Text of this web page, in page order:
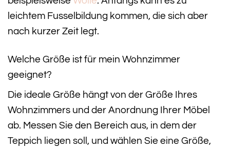
leichtem Fusselbildung kommen, die sich aber
nach kurzer Zeit legt.
Welche Größe ist für mein Wohnzimmer
geeignet?
Die ideale Größe hängt von der Größe Ihres
Wohnzimmers und der Anordnung Ihrer Möbel
ab. Messen Sie den Bereich aus, in dem der
Teppich liegen soll, und wählen Sie eine Größe,